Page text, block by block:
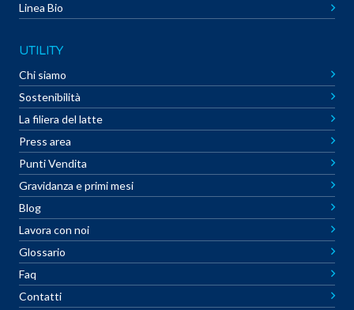
Linea Bio
UTILITY
Chi siamo
Sostenibilità
La filiera del latte
Press area
Punti Vendita
Gravidanza e primi mesi
Blog
Lavora con noi
Glossario
Faq
Contatti